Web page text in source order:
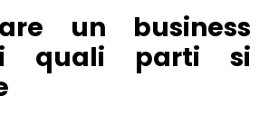
un business
quali parti si